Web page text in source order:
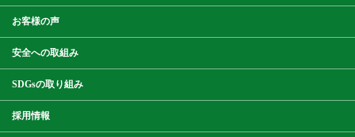
お客様の声
安全への取組み
SDGsの取り組み
採用情報